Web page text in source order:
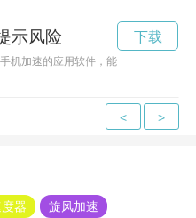
示风险
机加速的应用软件，能够帮助用户轻
下载
< >
器 旋风加速